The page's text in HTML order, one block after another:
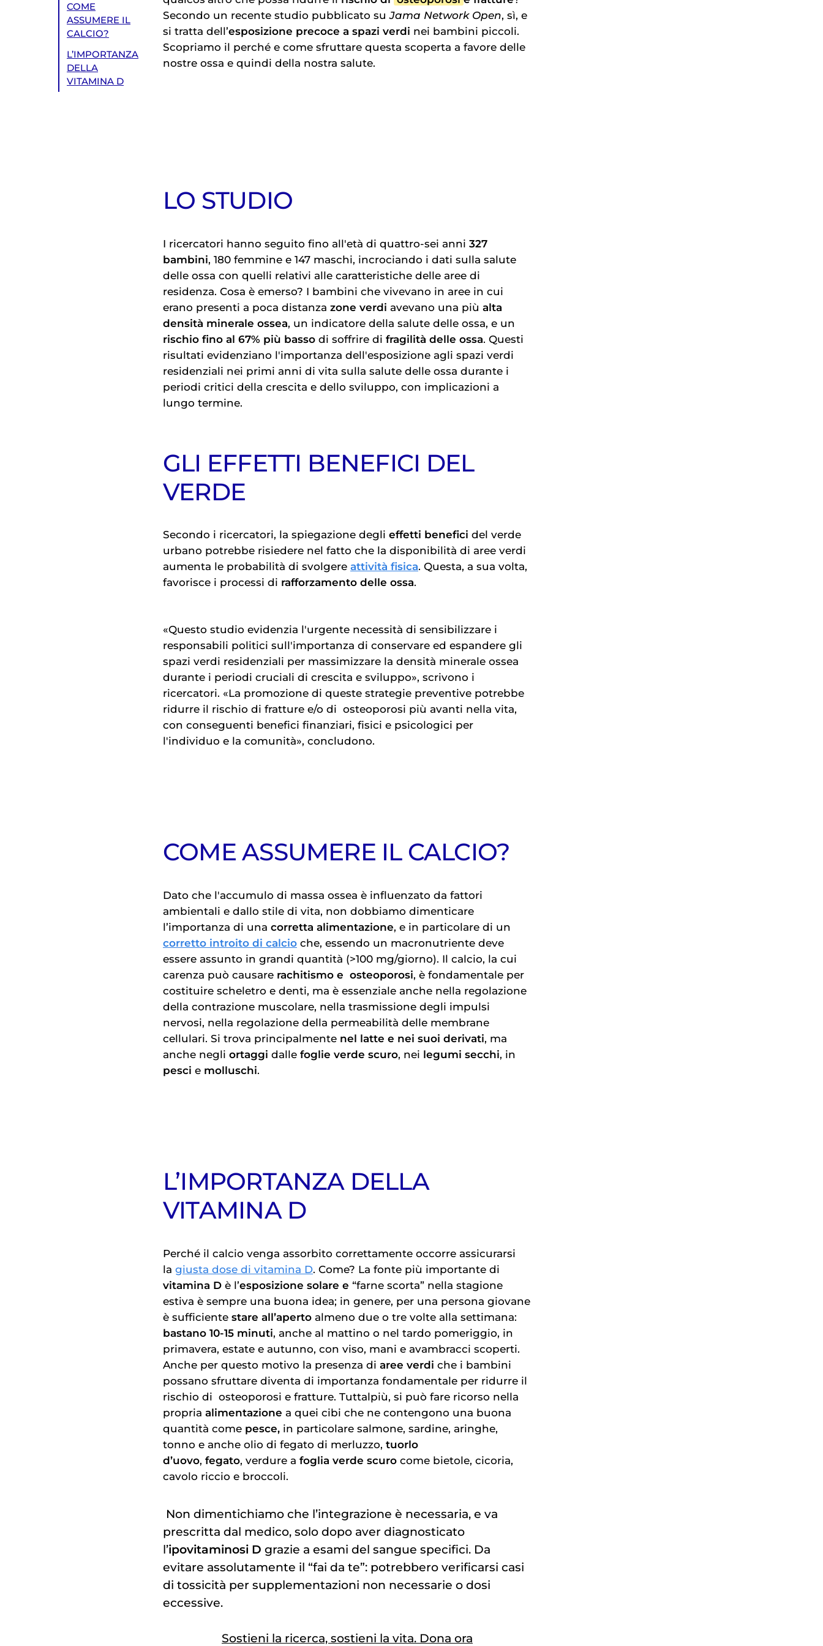
COME
ASSUMERE IL
CALCIO?
L’IMPORTANZA
DELLA
VITAMINA D
Secondo un recente studio pubblicato suJama Network Open, sì, e
si tratta dell’esposizione precoce a spazi verdi nei bambini piccoli.
Scopriamo il perché e come sfruttare questa scoperta a favore delle
nostre ossa e quindi della nostra salute.
LO STUDIO
I ricercatori hanno seguito fino all'età di quattro-sei anni 327
bambini, 180 femmine e 147 maschi, incrociando i dati sulla salute
delle ossa con quelli relativi alle caratteristiche delle aree di
residenza. Cosa è emerso? I bambini che vivevano in aree in cui
erano presenti a poca distanza zone verdi avevano una più alta
densità minerale ossea, un indicatore della salute delle ossa, e un
rischio fino al 67% più basso di soffrire di fragilità delle ossa. Questi
risultati evidenziano l'importanza dell'esposizione agli spazi verdi
residenziali nei primi anni di vita sulla salute delle ossa durante i
periodi critici della crescita e dello sviluppo, con implicazioni a
lungo termine.
GLI EFFETTI BENEFICI DEL
VERDE
Secondo i ricercatori, la spiegazione degli effetti benefici del verde
urbano potrebbe risiedere nel fatto che la disponibilità di aree verdi
aumenta le probabilità di svolgere attività fisica. Questa, a sua volta,
favorisce i processi di rafforzamento delle ossa.
«Questo studio evidenzia l'urgente necessità di sensibilizzare i
responsabili politici sull'importanza di conservare ed espandere gli
spazi verdi residenziali per massimizzare la densità minerale ossea
durante i periodi cruciali di crescita e sviluppo», scrivono i
ricercatori. «La promozione di queste strategie preventive potrebbe
ridurre il rischio di fratture e/o di osteoporosi più avanti nella vita,
con conseguenti benefici finanziari, fisici e psicologici per
l'individuo e la comunità», concludono.
COME ASSUMERE IL CALCIO?
Dato che l'accumulo di massa ossea è influenzato da fattori
ambientali e dallo stile di vita, non dobbiamo dimenticare
l’importanza di una corretta alimentazione, e in particolare di un
corretto introito di calcio che, essendo un macronutriente deve
essere assunto in grandi quantità (>100 mg/giorno). Il calcio, la cui
carenza può causare rachitismo e osteoporosi, è fondamentale per
costituire scheletro e denti, ma è essenziale anche nella regolazione
della contrazione muscolare, nella trasmissione degli impulsi
nervosi, nella regolazione della permeabilità delle membrane
cellulari. Si trova principalmente nel latte e nei suoi derivati, ma
anche negli ortaggi dalle foglie verde scuro, nei legumi secchi, in
pesci e molluschi.
L’IMPORTANZA DELLA
VITAMINA D
Perché il calcio venga assorbito correttamente occorre assicurarsi
la giusta dose di vitamina D. Come? La fonte più importante di
vitamina D è l’esposizione solare e “farne scorta” nella stagione
estiva è sempre una buona idea; in genere, per una persona giovane
è sufficiente stare all’aperto almeno due o tre volte alla settimana:
bastano 10-15 minuti, anche al mattino o nel tardo pomeriggio, in
primavera, estate e autunno, con viso, mani e avambracci scoperti.
Anche per questo motivo la presenza di aree verdi che i bambini
possano sfruttare diventa di importanza fondamentale per ridurre il
rischio di osteoporosi e fratture. Tuttalpiù, si può fare ricorso nella
propria alimentazione a quei cibi che ne contengono una buona
quantità come pesce, in particolare salmone, sardine, aringhe,
tonno e anche olio di fegato di merluzzo, tuorlo
d’uovo, fegato, verdure a foglia verde scuro come bietole, cicoria,
cavolo riccio e broccoli.
Non dimentichiamo che l’integrazione è necessaria, e va
prescritta dal medico, solo dopo aver diagnosticato
l’ipovitaminosi D grazie a esami del sangue specifici. Da
evitare assolutamente il “fai da te”: potrebbero verificarsi casi
di tossicità per supplementazioni non necessarie o dosi
eccessive.
Sostieni la ricerca, sostieni la vita. Dona ora